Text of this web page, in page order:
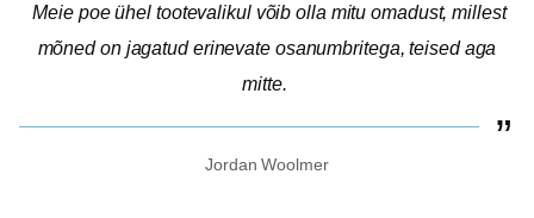
Meie poe ühel tootevalikul võib olla mitu omadust, millest
mõned on jagatud erinevate osanumbritega, teised aga
mitte.
Jordan Woolmer